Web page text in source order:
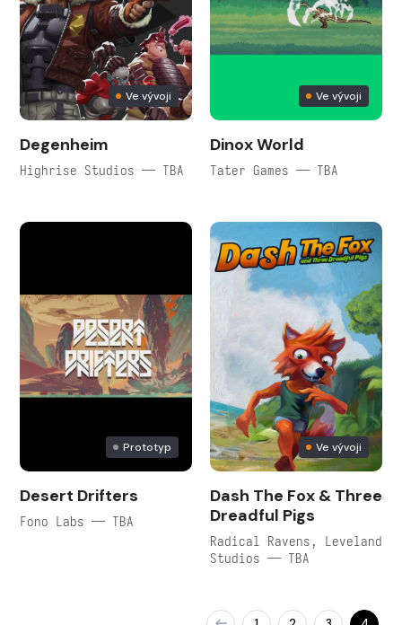
Ve vývoji
Degenheim
Highrise Studios — TBA
Ve vývoji
Dinox World
Tater Games — TBA
Prototyp
Desert Drifters
Fono Labs — TBA
Ve vývoji
Dash The Fox & Three
Dreadful Pigs
Radical Ravens, Leveland
Studios — TBA